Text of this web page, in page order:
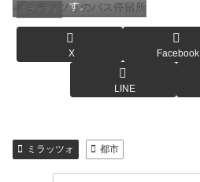
ミラッツォ
す。
X Facebook
LINE
ミラッツォ 都市